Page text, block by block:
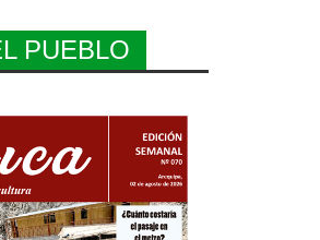
PUEBLO